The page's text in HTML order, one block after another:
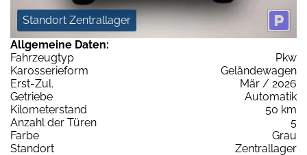
Standort Zentrallager
Allgemeine Daten:
Fahrzeugtyp
Pkw
Karosserieform
Geländewagen
Erst-Zul.
Mär / 2026
Getriebe
Automatik
Kilometerstand
50 km
Anzahl der Türen
5
Farbe
Grau
Standort
Zentrallager